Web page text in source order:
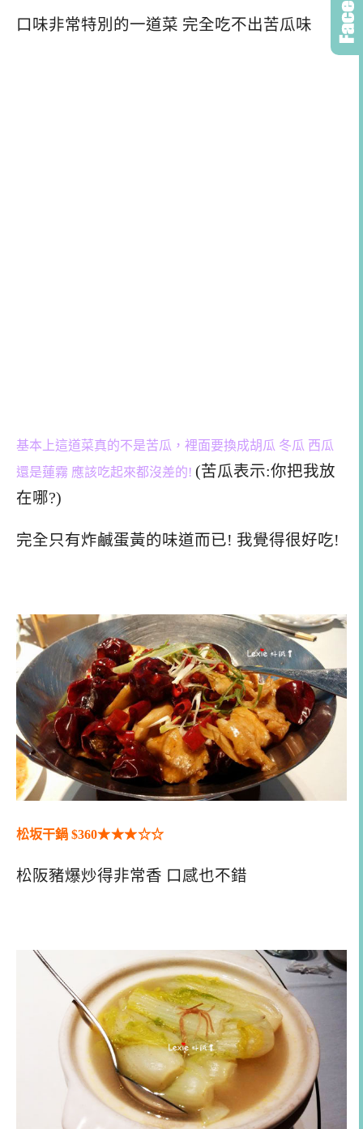
口味非常特別的一道菜 完全吃不出苦瓜味
基本上這道菜真的不是苦瓜，裡面要換成胡瓜 冬瓜 西瓜
還是蓮霧 應該吃起來都沒差的! (苦瓜表示:你把我放
在哪?)
完全只有炸鹹蛋黃的味道而已! 我覺得很好吃!
松坂干鍋 $360★★★☆☆
松阪豬爆炒得非常香 口感也不錯